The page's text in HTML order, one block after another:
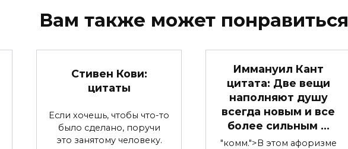
Вам также может понравиться
Стивен Кови:
цитаты
Если хочешь, чтобы что-то
было сделано, поручи
это занятому человеку.
Иммануил Кант
цитата: Две вещи
наполняют душу
всегда новым и все
более сильным …
"комм.">В этом афоризме